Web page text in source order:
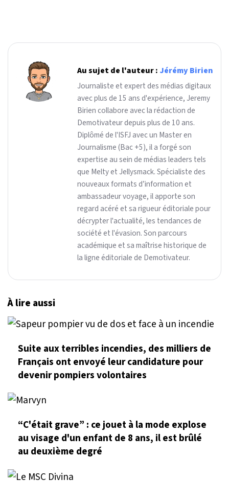
Au sujet de l'auteur : Jérémy Birien
Journaliste et expert des médias digitaux
avec plus de 15 ans d'expérience, Jeremy
Birien collabore avec la rédaction de
Demotivateur depuis plus de 10 ans.
Diplômé de l'ISFJ avec un Master en
Journalisme (Bac +5), il a forgé son
expertise au sein de médias leaders tels
que Melty et Jellysmack. Spécialiste des
nouveaux formats d’information et
ambassadeur voyage, il apporte son
regard acéré et sa rigueur éditoriale pour
décrypter l'actualité, les tendances de
société et l'évasion. Son parcours
académique et sa maîtrise historique de
la ligne éditoriale de Demotivateur.
À lire aussi
Suite aux terribles incendies, des milliers de
Français ont envoyé leur candidature pour
devenir pompiers volontaires
“C'était grave” : ce jouet à la mode explose
au visage d'un enfant de 8 ans, il est brûlé
au deuxième degré